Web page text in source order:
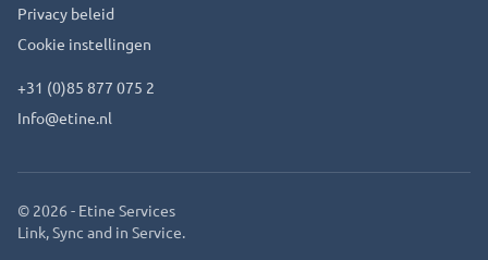
Privacy beleid
Cookie instellingen
+31 (0)85 877 075 2
Info@etine.nl
© 2026 - Etine Services
Link, Sync and in Service.